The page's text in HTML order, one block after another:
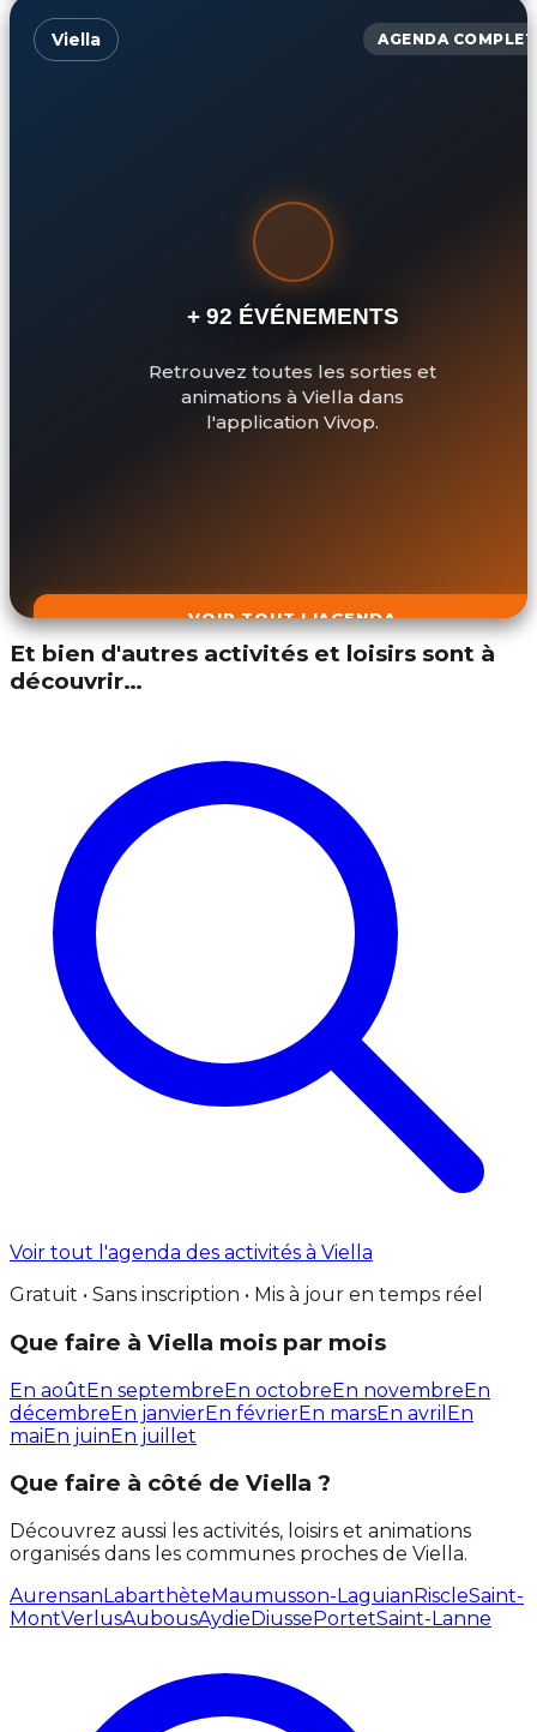
Viella AGENDA COMPLET
+ 92 ÉVÉNEMENTS
Retrouvez toutes les sorties et
animations à Viella dans
l'application Vivop.
VOIR TOUT L'AGENDA
Et bien d'autres activités et loisirs sont à
découvrir…
Voir tout l'agenda des activités à Viella
Gratuit • Sans inscription • Mis à jour en temps réel
Que faire à Viella mois par mois
En aoûtEn septembreEn octobreEn novembreEn
décembreEn janvierEn févrierEn marsEn avril En
maiEn juinEn juillet
Que faire à côté de Viella ?
Découvrez aussi les activités, loisirs et animations
organisés dans les communes proches de Viella.
AurensanLabarthèteMaumusson-LaguianRiscleSaint-
MontVerlusAubousAydieDiussePortetSaint-Lanne